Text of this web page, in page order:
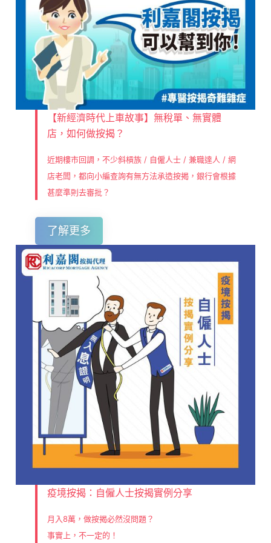
【新經濟時代上車故事】無稅單、無實體
店，如何做按揭？
近期樓市回調，不少斜槓族 / 自僱人士 / 兼職達人 / 網
店老闆，都向小編查詢有無方法承造按揭，銀行會根據
甚麼準則去審批？
了解更多
疫境按揭：自僱人士按揭實例分享
月入8萬，做按揭必然沒問題？
事實上，不一定的！